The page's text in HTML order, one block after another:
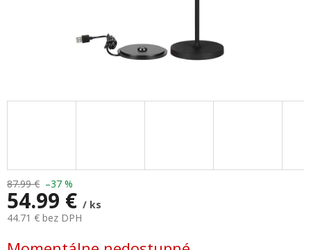
87.99 € –37 %
54.99 € / ks
44.71 € bez DPH